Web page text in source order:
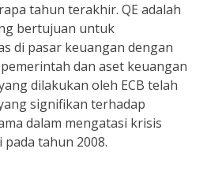
tahun terakhir. QE adalah
bertujuan untuk
di pasar keuangan dengan
dan aset keuangan
dilakukan oleh ECB telah
signifikan terhadap
dalam mengatasi krisis
tahun 2008.